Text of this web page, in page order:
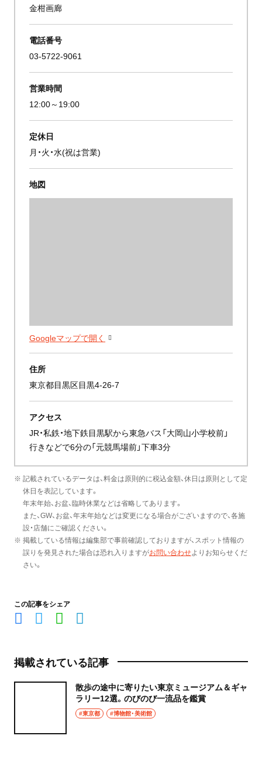
金柑画廊
電話番号
03-5722-9061
営業時間
12:00～19:00
定休日
月・火・水(祝は営業)
地図
Googleマップで開く
住所
東京都目黒区目黒4-26-7
アクセス
JR・私鉄・地下鉄目黒駅から東急バス「大岡山小学校前」
行きなどで6分の「元競馬場前」下車3分
※ 記載されているデータは、料金は原則的に税込金額、休日は原則として定
休日を表記しています。
年末年始、お盆、臨時休業などは省略してあります。
また、GW、お盆、年末年始などは変更になる場合がございますので、各施
設・店舗にご確認ください。
※ 掲載している情報は編集部で事前確認しておりますが、スポット情報の
誤りを発見された場合は恐れ入りますがお問い合わせよりお知らせくだ
さい。
この記事をシェア
掲載されている記事
散歩の途中に寄りたい東京ミュージアム＆ギャ
ラリー12選。のびのび一流品を鑑賞
#東京都 #博物館・美術館